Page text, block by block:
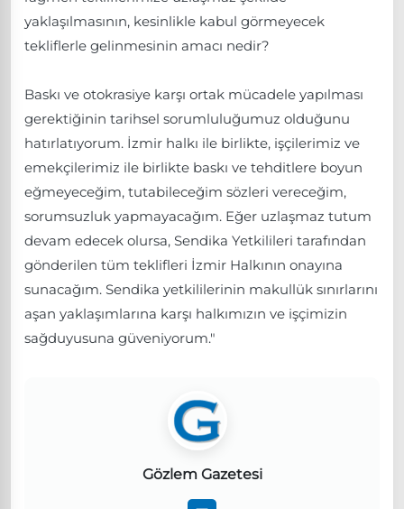
yaklaşılmasının, kesinlikle kabul görmeyecek
tekliflerle gelinmesinin amacı nedir?
Baskı ve otokrasiye karşı ortak mücadele yapılması
gerektiğinin tarihsel sorumluluğumuz olduğunu
hatırlatıyorum. İzmir halkı ile birlikte, işçilerimiz ve
emekçilerimiz ile birlikte baskı ve tehditlere boyun
eğmeyeceğim, tutabileceğim sözleri vereceğim,
sorumsuzluk yapmayacağım. Eğer uzlaşmaz tutum
devam edecek olursa, Sendika Yetkilileri tarafından
gönderilen tüm teklifleri İzmir Halkının onayına
sunacağım. Sendika yetkililerinin makullük sınırlarını
aşan yaklaşımlarına karşı halkımızın ve işçimizin
sağduyusuna güveniyorum."
Gözlem Gazetesi